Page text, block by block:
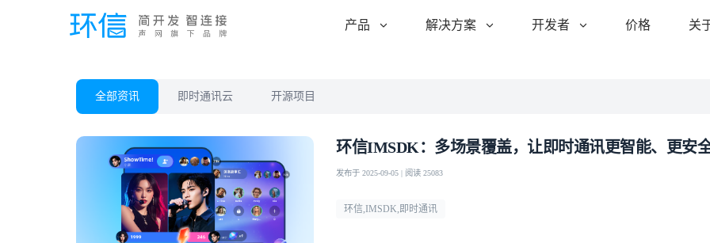
产品 解决方案 开发者 价格 关
全部资讯 即时通讯云 开源项目
环信IMSDK：多场景覆盖，让即时通讯更智能、更安
发布于 2025-09-05 | 阅读 25083
环信,IMSDK,即时通讯